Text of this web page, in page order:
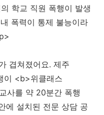
학교 직원 폭행이 발생
폭력이 통제 불능이라
겹쳐졌어요. 제주
이 <b>위클래스
사를 약 20분간 폭행
에 설치된 전문 상담 공